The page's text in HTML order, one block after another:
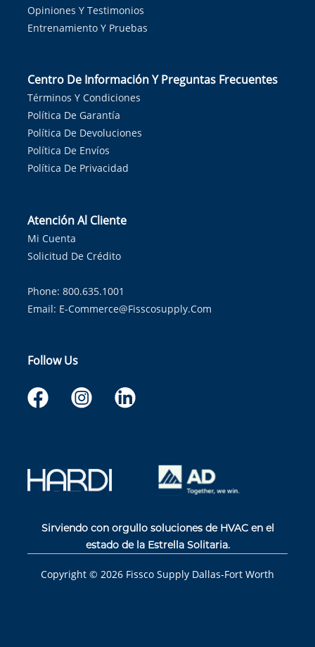
Opiniones Y Testimonios
Entrenamiento Y Pruebas
Centro De Información Y Preguntas Frecuentes
Términos Y Condiciones
Política De Garantía
Política De Devoluciones
Política De Envíos
Política De Privacidad
Atención Al Cliente
Mi Cuenta
Solicitud De Crédito
Phone: 800.635.1001
Email: E-Commerce@fisscosupply.com
Follow Us
Sirviendo con orgullo soluciones de HVAC en el
estado de la Estrella Solitaria.
Copyright © 2026 Fissco Supply Dallas-Fort Worth